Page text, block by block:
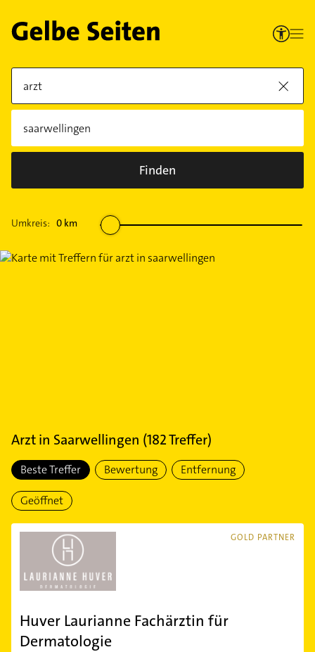
Finden
Umkreis: 0 km
Arztin Saarwellingen (182Treffer)
Beste Treffer Bewertung Entfernung
Geöffnet
GOLD PARTNER
Huver Laurianne Fachärztin für
Dermatologie